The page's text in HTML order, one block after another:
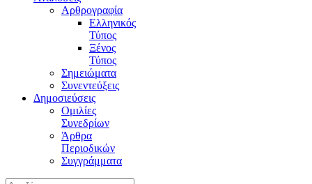
Αρθρογραφία
Ελληνικός
Τύπος
Ξένος
Τύπος
Σημειώματα
Συνεντεύξεις
Δημοσιεύσεις
Ομιλίες
Συνεδρίων
Άρθρα
Περιοδικών
Συγγράμματα